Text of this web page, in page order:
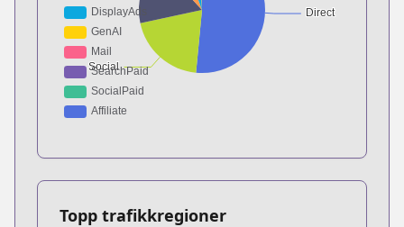
Topp trafikkregioner